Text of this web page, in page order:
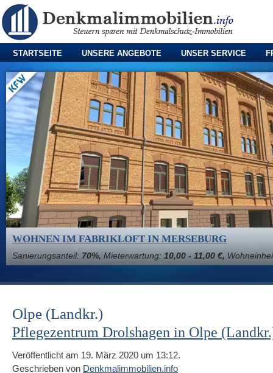
STARTSEITE UNSERE ANGEBOTE UNSER SERVICE
WOHNEN IM FABRIKLOFT IN MERSEBURG
Sanierungsanteil: 70%, Mieterwartung: 10,00 - 11,00 €,
Olpe (Landkr.)
Pflegezentrum Drolshagen in Olpe
Veröffentlicht am 19. März 2020 um 13:12.
Geschrieben von Denkmalimmobilien.info